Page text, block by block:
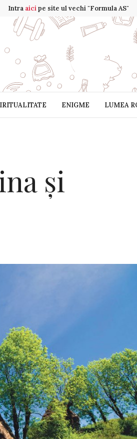
Intra aicipe site ul vechi "Formula AS"
ENIGME LUMEA
și